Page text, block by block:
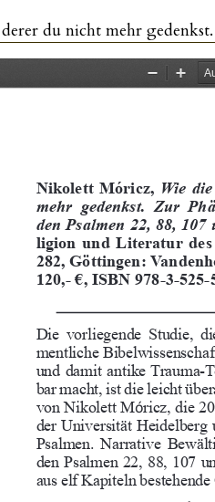
mehr gedenkst. Zur